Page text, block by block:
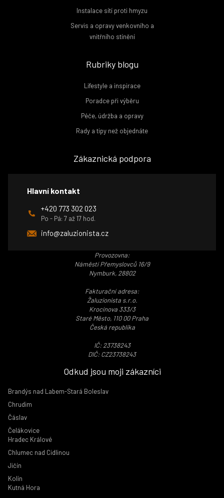
Instalace sítí proti hmyzu
Servis a opravy venkovního a
vnitřního stínění
Rubriky blogu
Lifestyle a inspirace
Poradce při výběru
Péče, údržba a opravy
Rady a tipy než objednáte
Zákaznická podpora
Hlavní kontakt
+420 773 302 023
Po - Pá: 7 až 17 hod.
info@zaluzionista.cz
Provozovna:
Náměstí Přemyslovců 16/9
Nymburk, 28802
Fakturační adresa:
Žaluzionista s.r.o.
Krocínova 333/3
Staré Město, 110 00 Praha
Česká republika
IČ: 23738243
DIČ: CZ23738243
Odkud jsou moji zákazníci
Brandýs nad Labem-Stará Boleslav
Chrudim
Čáslav
Čelákovice
Hradec Králové
Chlumec nad Cidlinou
Jičín
Kolín
Kutná Hora